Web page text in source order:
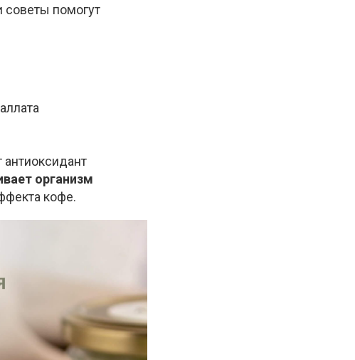
советы помогут
антиоксидант
организм
кофе.